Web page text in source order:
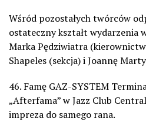
Wśród pozostałych twórców
ostateczny kształt wydarzenia
Marka Pędziwiatra
Shapeles (sekcja) i Joannę
46. Famę GAZ-SYSTEM
„Afterfama” w Jazz Club
impreza do samego rana.